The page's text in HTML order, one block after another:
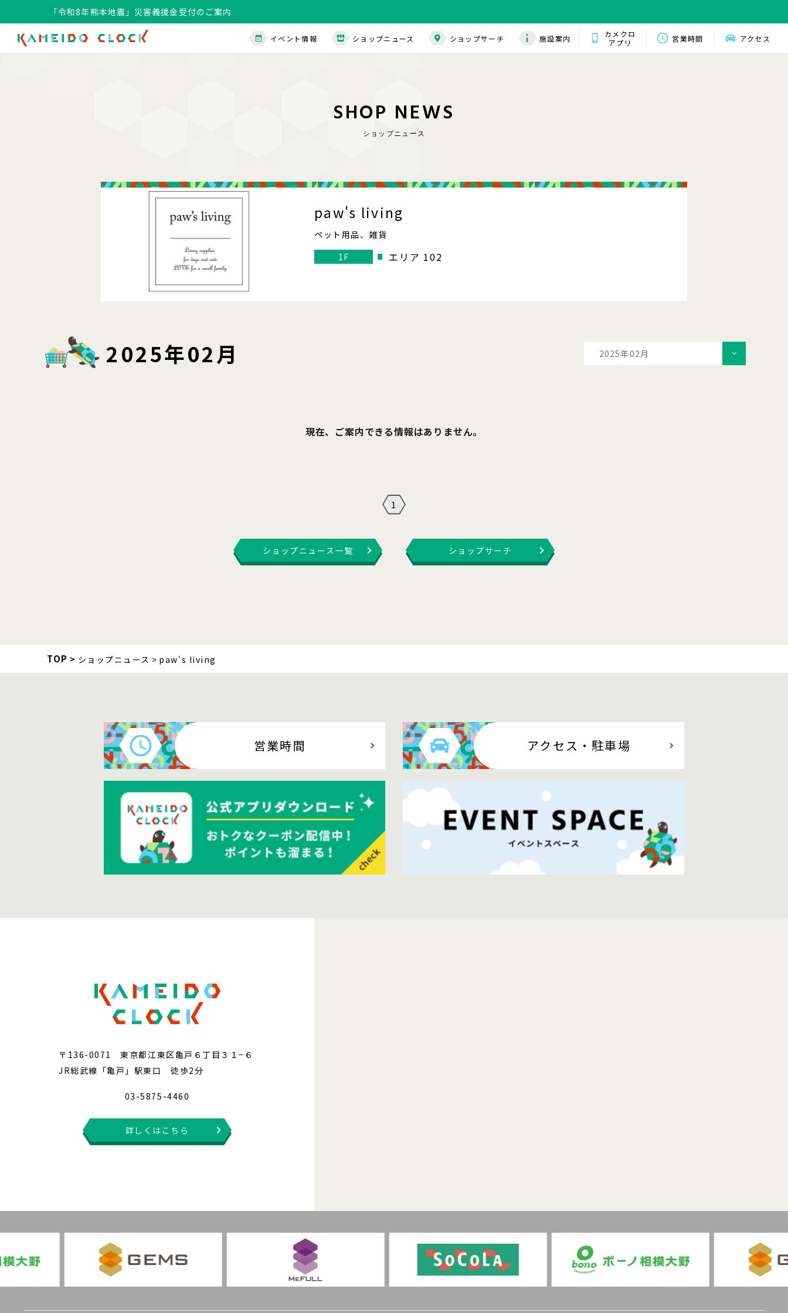
「令和8年熊本地震」災害義援金受付のご案内
イベント情報 ショップニュース ショップサーチ 施設案内
カメクロ
アプリ
営業時間 アクセス
SHOP NEWS
ショップニュース
paw's living
ペット用品、雑貨
1F
エリア 102
2025年02月
2025年02月
現在、ご案内できる情報はありません。
1
ショップニュース一覧 ショップサーチ
TOP ショップニュース paw's living
営業時間 アクセス ・駐車場
〒136-0071 東京都江東区亀戸６丁目３１−６
JR総武線「亀戸」駅東口 徒歩2分
03-5875-4460
詳しくはこちら